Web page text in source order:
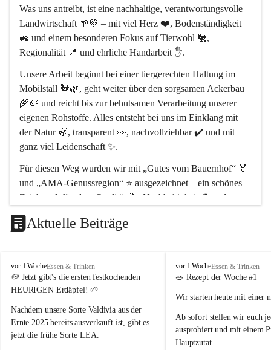
Was uns antreibt, ist eine nachhaltige, verantwortungsvolle
Landwirtschaft 🌱💚 – mit viel Herz ❤️, Bodenständigkeit
🚜 und einem besonderen Fokus auf Tierwohl 🐔,
Regionalität 📍 und ehrliche Handarbeit ✋.
Unsere Arbeit beginnt bei einer tiergerechten Haltung im
Mobilstall 🐓🌿, geht weiter über den sorgsamen Ackerbau
🌾🥔 und reicht bis zur behutsamen Verarbeitung unserer
eigenen Rohstoffe. Alles entsteht bei uns im Einklang mit
der Natur 🍃, transparent 👀, nachvollziehbar ✔️ und mit
ganz viel Leidenschaft ✨.
Für diesen Weg wurden wir mit „Gutes vom Bauernhof“ 🏅
und „AMA-Genussregion“ ⭐ ausgezeichnet – ein schönes
Zeichen dafür, dass Qualität 🌟, Nachhaltigkeit ♻️ und
Unser Hof liegt im Naturpark Leiser Berge 🏞️
arbeiten wir hier bewusst im Rhythmus der Natur 🌿🌤️.
Schön, dass ihr da seid 🥰 – und ein Stück echtes
Aktuelle Beiträge
P
o
p
B
a
u
e
vor 1 WocheEssen & Trinken
🥔 Jetzt gibt's die ersten festkochenden
HEURIGEN Erdäpfel! 🌱
Nachdem unsere Sorte Valdivia aus der
Ernte 2025 bereits ausverkauft ist, gibt es
jetzt die frühe Sorte LEA.
P
o
p
a
u
e
vor 1 WocheEssen & Trinken
🥗 Rezept der Woche #1
Wir starten heute mit einer
Ab sofort stellen wir euch
ausprobiert und mit einem
Hauptzutat.